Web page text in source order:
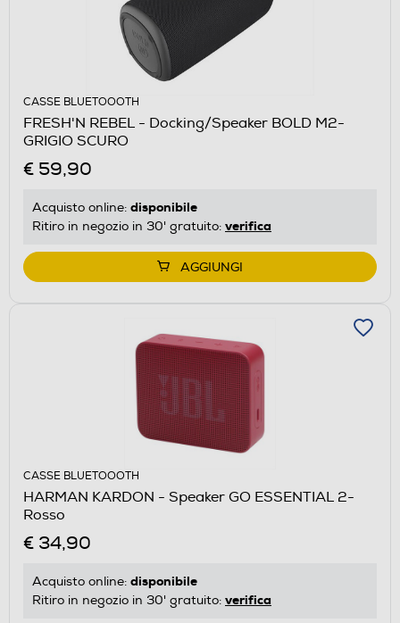
CASSE BLUETOOOTH
FRESH'N REBEL - Docking/Speaker BOLD M2-
GRIGIO SCURO
€ 59,90
Acquisto online: disponibile
Ritiro in negozio in 30' gratuito: verifica
AGGIUNGI
CASSE BLUETOOOTH
HARMAN KARDON - Speaker GO ESSENTIAL 2-
Rosso
€ 34,90
Acquisto online: disponibile
Ritiro in negozio in 30' gratuito: verifica